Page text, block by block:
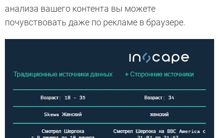
анализа вашего контента вы можете
почувствовать даже по рекламе в браузере.